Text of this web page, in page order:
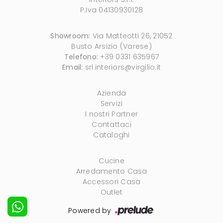
P.Iva 04130930128
Showroom: Via Matteotti 26, 21052
Busto Arsizio (Varese)
Telefono: +39 0331 635967
Email: srl.interiors@virgilio.it
Azienda
Servizi
I nostri Partner
Contattaci
Cataloghi
Cucine
Arredamento Casa
Accessori Casa
Outlet
Powered by